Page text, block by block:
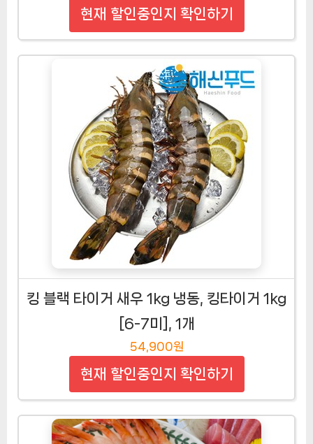
현재 할인중인지 확인하기
킹 블랙 타이거 새우 1kg 냉동, 킹타이거 1kg
[6-7미], 1개
54,900원
현재 할인중인지 확인하기